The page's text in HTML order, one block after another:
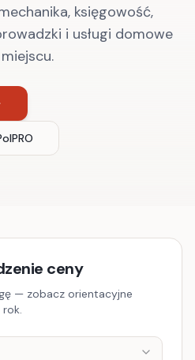
księgowość,
i usługi domowe
ceny
— zobacz orientacyjne